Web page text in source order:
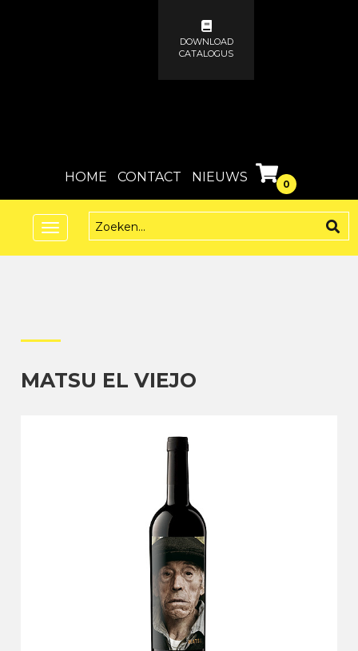
DOWNLOAD
CATALOGUS
HOME CONTACT NIEUWS 0
Toggle
MATSU EL VIEJO